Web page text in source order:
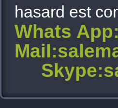
hasard est
Whats